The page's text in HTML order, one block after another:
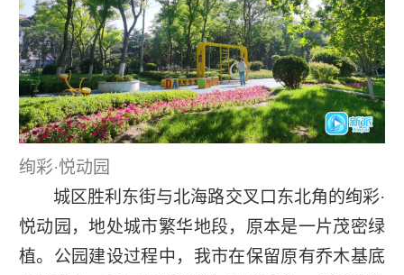
绚彩·悦动园
城区胜利东街与北海路交叉口东北角的绚彩·
悦动园，地处城市繁华地段，原本是一片茂密绿
植。公园建设过程中，我市在保留原有乔木基底